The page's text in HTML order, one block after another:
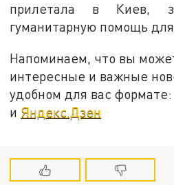
прилетала в Киев,
гуманитарную помощь
Напоминаем, что вы
интересные и важные
удобном для вас формате:
и Яндекс.Дзен